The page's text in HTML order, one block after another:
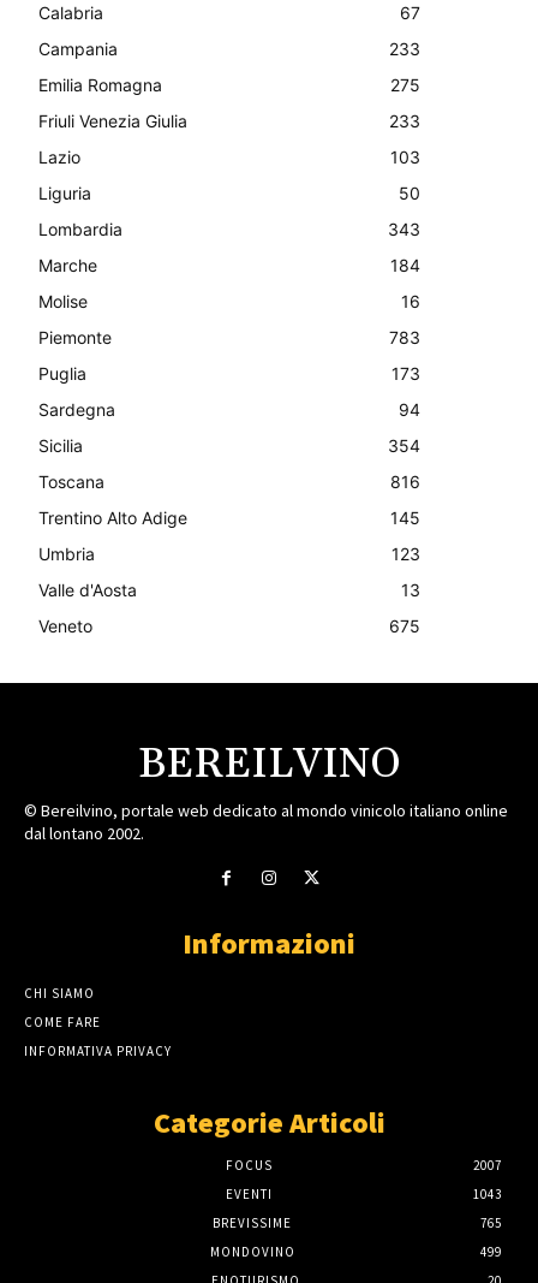
Calabria
67
Campania
233
Emilia Romagna
275
Friuli Venezia Giulia
233
Lazio
103
Liguria
50
Lombardia
343
Marche
184
Molise
16
Piemonte
783
Puglia
173
Sardegna
94
Sicilia
354
Toscana
816
Trentino Alto Adige
145
Umbria
123
Valle d'Aosta
13
Veneto
675
BEREILVINO
© Bereilvino, portale web dedicato al mondo vinicolo italiano online
dal lontano 2002.
Informazioni
CHI SIAMO
COME FARE
INFORMATIVA PRIVACY
Categorie Articoli
FOCUS
2007
EVENTI
1043
BREVISSIME
765
MONDOVINO
499